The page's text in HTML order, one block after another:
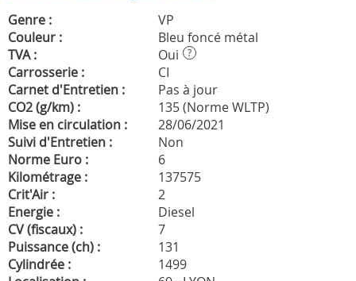
Genre :
VP
Couleur :
Bleu foncé métal
TVA :
Oui ?
Carrosserie :
CI
Carnet d'Entretien :
Pas à jour
CO2 (g/km) :
135 (Norme WLTP)
Mise en circulation :
28/06/2021
Suivi d'Entretien :
Non
Norme Euro :
6
Kilométrage :
137575
Crit'Air :
2
Energie :
Diesel
CV (fiscaux) :
7
Puissance (ch) :
131
Cylindrée :
1499